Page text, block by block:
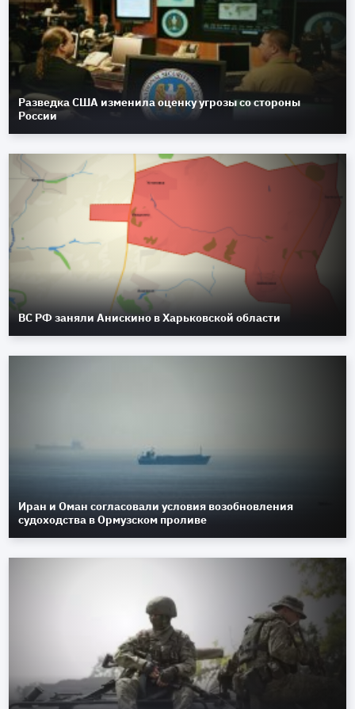
Разведка США изменила оценку угрозы со стороны
России
ВС РФ заняли Анискино в Харьковской области
Иран и Оман согласовали условия возобновления
судоходства в Ормузском проливе